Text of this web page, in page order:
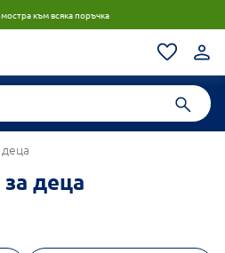
към всяка поръчка
деца